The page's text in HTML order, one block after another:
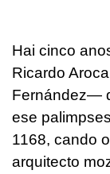
Hai cinco
Ricardo
Fernández—
ese
1168, cando
arquitecto